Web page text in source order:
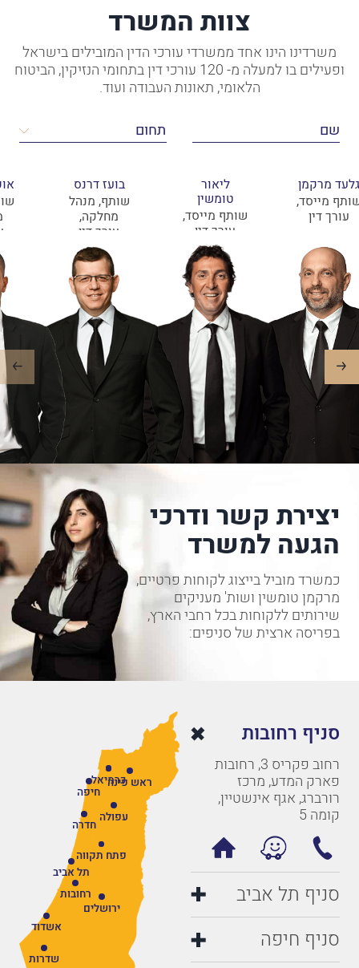
צוות המשרד
משרדינו הינו אחד ממשרדי עורכי הדין המובילים בישראל
ופעילים בו למעלה מ- 120 עורכי דין בתחומי הנזיקין, הביטוח
הלאומי, תאונות העבודה ועוד.
גלעד מרקמן
מייסד,
עורך דין
ליאור
טומשין
שותף מייסד,
עורך דין
בועז דרנס
שותף, מנהל
מחלקה,
עורך דין
יצירת קשר ודרכי
הגעה למשרד
כמשרד מוביל בייצוג לקוחות פרטיים,
מרקמן טומשין ושות' מעניקים
שירותים ללקוחות בכל רחבי הארץ,
בפריסה ארצית של סניפים:
סניף רחובות
רחוב פקריס 3, רחובות
פארק המדע, מרכז
רורברג, אגף אינשטיין,
קומה 5
סניף תל אביב
סניף חיפה
רחובות
תל אביב
חיפה
ירושלים
פתח תקווה
חדרה
אשדוד
שדרות
עפולה
ראש פינהכרמיאל